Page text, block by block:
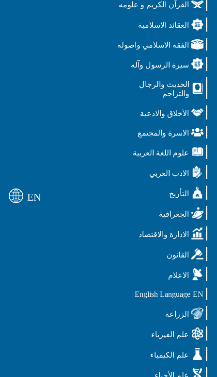
القرآن الكريم و علومه
العقائد الاسلامية
الفقه الاسلامي واصوله
سيرة الرسول وآله
الحديث والرجال
والتراجم
الأخلاق والادعية
الاسرة والمجتمع
علوم اللغة العربية
الادب العربي
التأريخ
الجغرافية
الادارة والاقتصاد
القانون
الاعلام
EN
English Language
الزراعة
علم الفيزياء
علم الكيمياء
علم الأحياء
EN